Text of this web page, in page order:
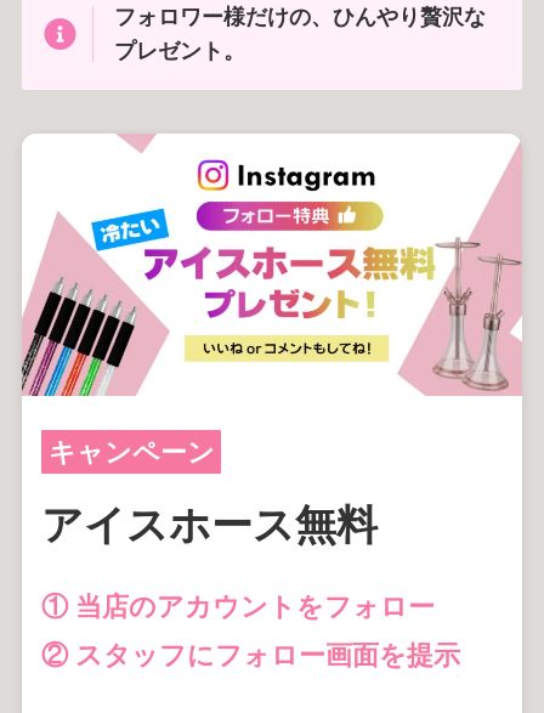
恋香（RENKA）半個室シーシャカフェ＆バー
京都・四条河原町のプライベート空間
フォロワー様だけの、ひんやり贅沢な
プレゼント。
キャンペーン
アイスホース無料
① 当店のアカウントをフォロー
② スタッフにフォロー画面を提示